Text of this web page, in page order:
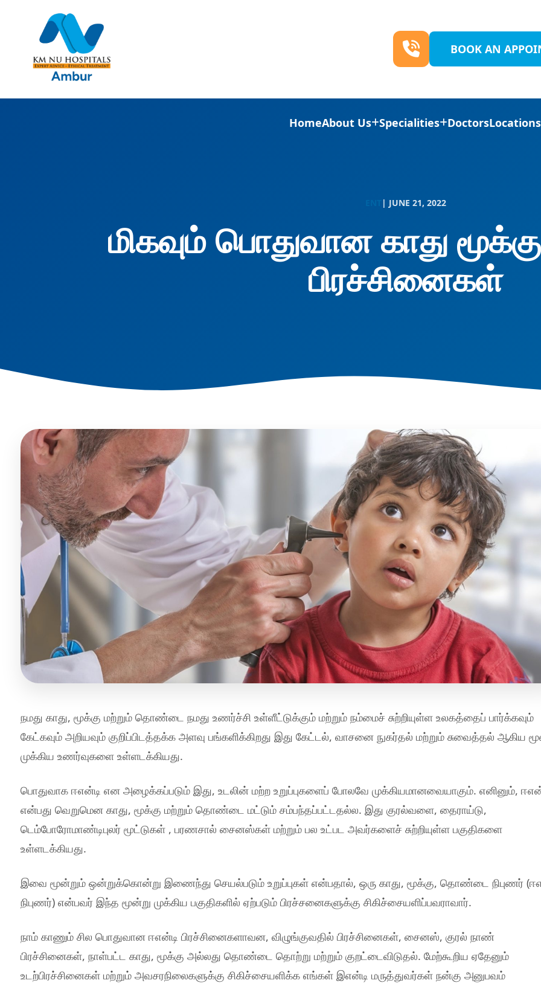
BOOK AN
HomeAbout Us Specialities DoctorsLocations
| JUNE 21, 2022
மிகவும் பொதுவான காது
பிரச்சினைகள்
நமது காது, மூக்கு மற்றும் தொண்டை நமது உணர்ச்சி உள்ளீட்டுக்கும் மற்றும் நம்மைச் சுற்றியுள்ள உலகத்தைப் பார்க்கவும்
கேட்கவும் அறியவும் குறிப்பிடத்தக்க அளவு பங்களிக்கிறது இது கேட்டல், வாசனை நுகர்தல் மற்றும் சுவைத்தல் ஆகிய
முக்கிய உணர்வுகளை உள்ளடக்கியது.
பொதுவாக ஈஎன்டி என அழைக்கப்படும் இது, உடலின் மற்ற உறுப்புகளைப் போலவே முக்கியமானவையாகும். எனினும்,
என்பது வெறுமென காது, மூக்கு மற்றும் தொண்டை மட்டும் சம்பந்தப்பட்டதல்ல. இது குரல்வளை, தைராய்டு,
டெம்போரோமாண்டிபுலர் மூட்டுகள் , பரணசால் சைனஸ்கள் மற்றும் பல உட்பட அவர்களைச் சுற்றியுள்ள பகுதிகளை
உள்ளடக்கியது.
இவை மூன்றும் ஒன்றுக்கொன்று இணைந்து செயல்படும் உறுப்புகள் என்பதால், ஒரு காது, மூக்கு, தொண்டை நிபுணர்
நிபுணர்) என்பவர் இந்த மூன்று முக்கிய பகுதிகளில் ஏற்படும் பிரச்சனைகளுக்கு சிகிச்சையளிப்பவராவார்.
நாம் காணும் சில பொதுவான ஈஎன்டி பிரச்சினைகளாவன, விழுங்குவதில் பிரச்சினைகள், சைனஸ், குரல் நாண்
பிரச்சினைகள், நாள்பட்ட காது, மூக்கு அல்லது தொண்டை தொற்று மற்றும் குறட்டைவிடுதல். மேற்கூறிய ஏதேனும்
உடற்பிரச்சினைகள் மற்றும் அவசரநிலைகளுக்கு சிகிச்சையளிக்க எங்கள் இஎன்டி மருத்துவர்கள் நன்கு அனுபவம்